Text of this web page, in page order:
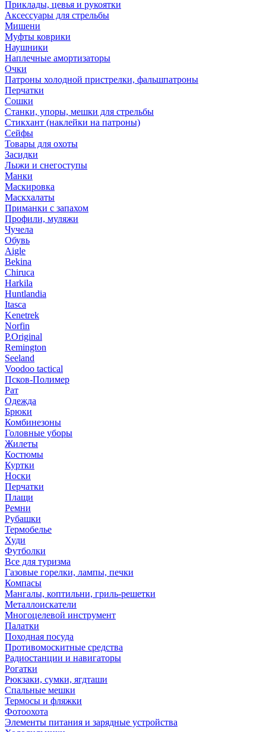
Приклады, цевья и рукоятки
Аксессуары для стрельбы
Мишени
Муфты коврики
Наушники
Наплечные амортизаторы
Очки
Патроны холодной пристрелки, фальшпатроны
Перчатки
Сошки
Станки, упоры, мешки для стрельбы
Стикхант (наклейки на патроны)
Сейфы
Товары для охоты
Засидки
Лыжи и снегоступы
Манки
Маскировка
Маскхалаты
Приманки с запахом
Профили, муляжи
Чучела
Обувь
Aigle
Bekina
Chiruсa
Harkila
Huntlandia
Itasca
Kenetrek
Norfin
P.Original
Remington
Seeland
Voodoo tactical
Псков-Полимер
Рат
Одежда
Брюки
Комбинезоны
Головные уборы
Жилеты
Костюмы
Куртки
Носки
Перчатки
Плащи
Ремни
Рубашки
Термобелье
Худи
Футболки
Все для туризма
Газовые горелки, лампы, печки
Компасы
Мангалы, коптильни, гриль-решетки
Металлоискатели
Многоцелевой инструмент
Палатки
Походная посуда
Противомоскитные средства
Радиостанции и навигаторы
Рогатки
Рюкзаки, сумки, ягдташи
Спальные мешки
Термосы и фляжки
Фотоохота
Элементы питания и зарядные устройства